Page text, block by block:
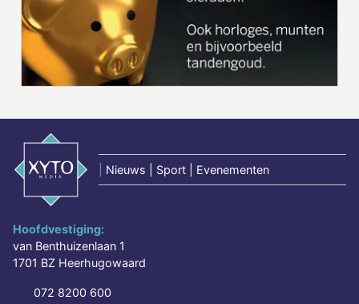
Nieuws | Sport | Evenementen
Hoofdvestiging:
van Benthuizenlaan 1
1701 BZ Heerhugowaard
072 8200 600